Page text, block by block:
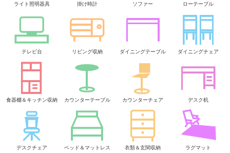
ライト照明器具 掛け時計 ソファー ローテーブル
テレビ台 リビング収納 ダイニングテーブル ダイニングチェア
食器棚＆キッチン収納 カウンターテーブル カウンターチェア デスク机
デスクチェア ベッド＆マットレス 衣類＆玄関収納 ラグマット